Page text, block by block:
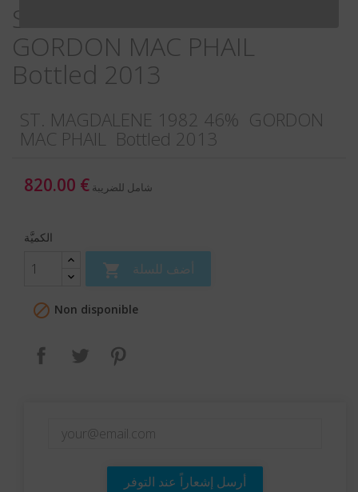
ST. MAGDALENE 1982 46%
GORDON MAC PHAIL
Bottled 2013
ST. MAGDALENE 1982 46% GORDON
MAC PHAIL Bottled 2013
820.00 € شامل للضريبة
الكميَّة
 أضف للسلة
 Non disponible
مشاركة تغريدة
أرسل إشعاراً عند التوفر